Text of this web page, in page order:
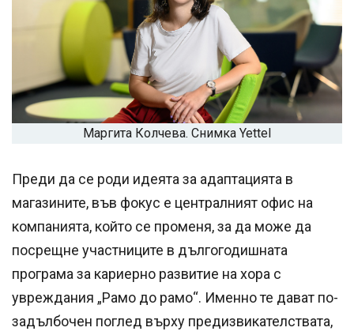
Маргита Колчева. Снимка Yettel
Преди да се роди идеята за адаптацията в
магазините, във фокус е централният офис на
компанията, който се променя, за да може да
посрещне участниците в дългогодишната
програма за кариерно развитие на хора с
увреждания „Рамо до рамо“. Именно те дават по-
задълбочен поглед върху предизвикателствата,